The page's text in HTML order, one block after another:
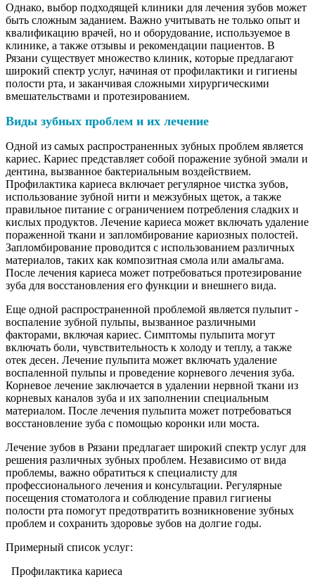
Однако, выбор подходящей клиники для лечения зубов может
быть сложным заданием. Важно учитывать не только опыт и
квалификацию врачей, но и оборудование, используемое в
клинике, а также отзывы и рекомендации пациентов. В
Рязани существует множество клиник, которые предлагают
широкий спектр услуг, начиная от профилактики и гигиены
полости рта, и заканчивая сложными хирургическими
вмешательствами и протезированием.
Виды зубных проблем и их лечение
Одной из самых распространенных зубных проблем является
кариес. Кариес представляет собой поражение зубной эмали и
дентина, вызванное бактериальным воздействием.
Профилактика кариеса включает регулярное чистка зубов,
использование зубной нити и межзубных щеток, а также
правильное питание с ограничением потребления сладких и
кислых продуктов. Лечение кариеса может включать удаление
пораженной ткани и запломбирование кариозных полостей.
Запломбирование проводится с использованием различных
материалов, таких как композитная смола или амальгама.
После лечения кариеса может потребоваться протезирование
зуба для восстановления его функции и внешнего вида.
Еще одной распространенной проблемой является пульпит -
воспаление зубной пульпы, вызванное различными
факторами, включая кариес. Симптомы пульпита могут
включать боли, чувствительность к холоду и теплу, а также
отек десен. Лечение пульпита может включать удаление
воспаленной пульпы и проведение корневого лечения зуба.
Корневое лечение заключается в удалении нервной ткани из
корневых каналов зуба и их заполнении специальным
материалом. После лечения пульпита может потребоваться
восстановление зуба с помощью коронки или моста.
Лечение зубов в Рязани предлагает широкий спектр услуг для
решения различных зубных проблем. Независимо от вида
проблемы, важно обратиться к специалисту для
профессионального лечения и консультации. Регулярные
посещения стоматолога и соблюдение правил гигиены
полости рта помогут предотвратить возникновение зубных
проблем и сохранить здоровье зубов на долгие годы.
Примерный список услуг:
Профилактика кариеса